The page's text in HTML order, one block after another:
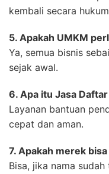
kembali secara
5. Apakah UMKM
Ya, semua bisnis
sejak awal.
6. Apa itu Jasa
Layanan bantuan
cepat dan aman.
7. Apakah merek
Bisa, jika nama